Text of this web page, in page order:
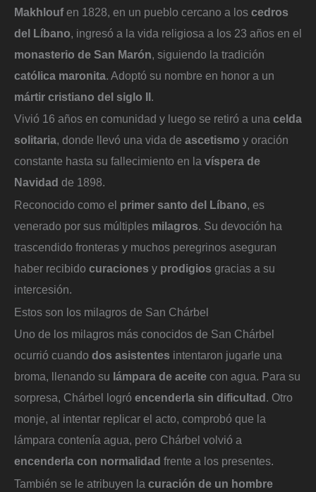
Makhloufen 1828, en un pueblo cercano a los cedros
del Líbano, ingresó a la vida religiosa a los 23 años en el
monasterio de San Marón, siguiendo la tradición
católica maronita. Adoptó su nombre en honor a un
mártir cristiano del siglo II.
Vivió 16 años en comunidad y luego se retiró a una celda
solitaria, donde llevó una vida de ascetismo y oración
constante hasta su fallecimiento en la víspera de
Navidad de 1898.
Reconocido como el primer santo del Líbano, es
venerado por sus múltiples milagros. Su devoción ha
trascendido fronteras y muchos peregrinos aseguran
haber recibido curaciones y prodigios gracias a su
intercesión.
Estos son los milagros de San Chárbel
Uno de los milagros más conocidos de San Chárbel
ocurrió cuando dos asistentes intentaron jugarle una
broma, llenando su lámpara de aceite con agua. Para su
sorpresa, Chárbel logró encenderla sin dificultad. Otro
monje, al intentar replicar el acto, comprobó que la
lámpara contenía agua, pero Chárbel volvió a
encenderla con normalidad frente a los presentes.
También se le atribuyen la curación de un hombre